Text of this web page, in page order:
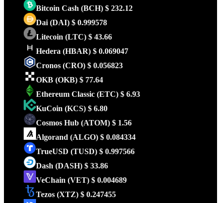
Bitcoin Cash (BCH) $ 232.12
Dai (DAI) $ 0.999578
Litecoin (LTC) $ 43.66
Hedera (HBAR) $ 0.069047
Cronos (CRO) $ 0.056823
OKB (OKB) $ 77.64
Ethereum Classic (ETC) $ 6.93
KuCoin (KCS) $ 6.80
Cosmos Hub (ATOM) $ 1.56
Algorand (ALGO) $ 0.084334
TrueUSD (TUSD) $ 0.997566
Dash (DASH) $ 33.86
VeChain (VET) $ 0.004689
Tezos (XTZ) $ 0.247455